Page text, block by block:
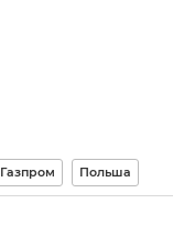
Газпром Польша